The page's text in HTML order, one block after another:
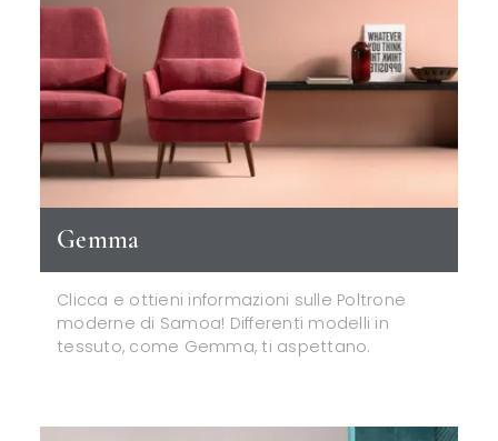
Gemma
Clicca e ottieni informazioni sulle Poltrone
moderne di Samoa! Differenti modelli in
tessuto, come Gemma, ti aspettano.